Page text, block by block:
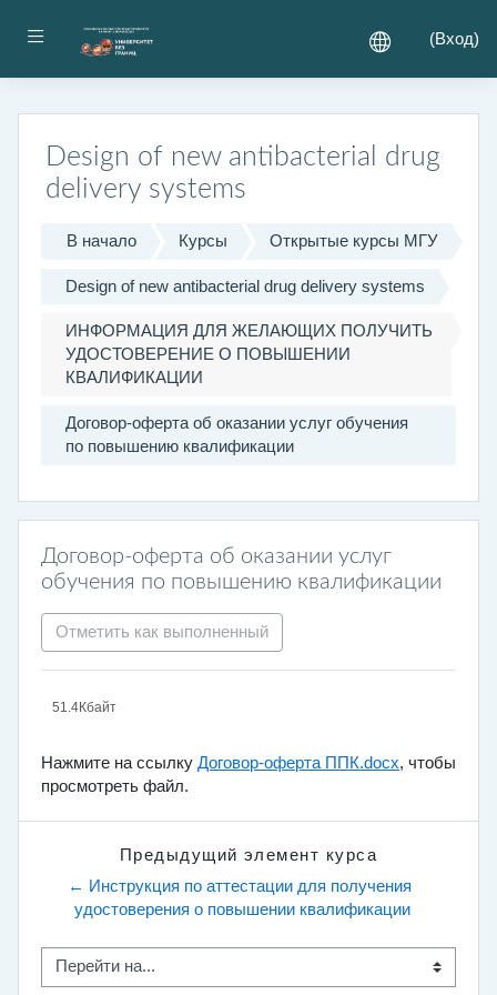
Боковая панель (Вход)
Design of new antibacterial drug
delivery systems
В начало Курсы Открытые курсы МГУ
Design of new antibacterial drug delivery systems
ИНФОРМАЦИЯ ДЛЯ ЖЕЛАЮЩИХ ПОЛУЧИТЬ
УДОСТОВЕРЕНИЕ О ПОВЫШЕНИИ
КВАЛИФИКАЦИИ
Договор-оферта об оказании услуг обучения
по повышению квалификации
Договор-оферта об оказании услуг
обучения по повышению квалификации
Отметить как выполненный
51.4Кбайт
Нажмите на ссылку Договор-оферта ППК.docx, чтобы
просмотреть файл.
Предыдущий элемент курса
← Инструкция по аттестации для получения
удостоверения о повышении квалификации
Перейти на...